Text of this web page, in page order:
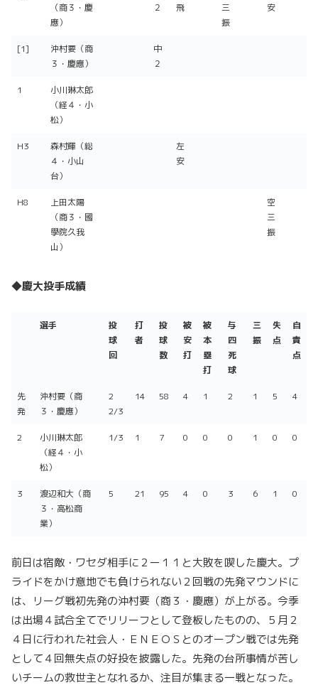
（商３・慶
應）
２
飛
三
振
安
[1]
沖村要（商
３・慶應）
中
２
1
小川琳太郎
（経４・小
松）
H3
森村輝（総
４・小山
台）
左
安
H8
上田太陽
（商３・國
學院久我
山）
空
三
振
◆慶大投手成績
選手
投
球
回
打
者
投
球
数
被
安
打
被
本
塁
打
与
四
死
球
三
振
失
点
自
責
点
選手
打
球
先
発
沖村要（商
３・慶應）
2
2/3
14 58 4 1 2 1 5 4
2
小川琳太郎
（経４・小
松）
1/3 1 7 0 0 0 1 0 0
3
渡辺和大（商
３・高松商
業）
5 21 95 4 0 3 6 1 0
前日は宿敵・ワセダ相手に２ー１１と大敗を喫した慶大。プ
ライドをかけ意地でも負けられない２回戦の先発マウンドに
は、リーグ戦初先発の沖村要（商３・慶應）が上がる。今季
は出場４試合全てでリリーフとして登板したものの、５月２
４日に行われた社会人・ＥＮＥＯＳとのオープン戦では先発
として４回無失点の好投を披露した。先発の台所事情が苦し
いチームの救世主となれるか、注目が集まる一戦となった。